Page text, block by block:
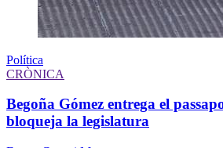
Política
CRÒNICA
Begoña Gómez entrega el
bloqueja la legislatura